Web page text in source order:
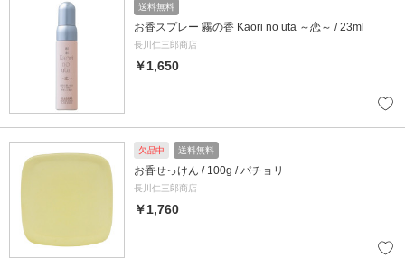
送料無料
お香スプレー 霧の香 Kaori no uta ～恋～ / 23ml
長川仁三郎商店
￥1,650
欠品中 送料無料
お香せっけん / 100g / パチョリ
長川仁三郎商店
￥1,760